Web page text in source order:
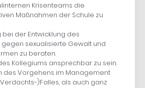
Krisenteams die
Maßnahmen der Schule zu
der Entwicklung des
sexualisierte Gewalt und
zu beraten.
Kollegiums ansprechbar zu sein.
des Vorgehens im Management
)Falles, als auch ganz